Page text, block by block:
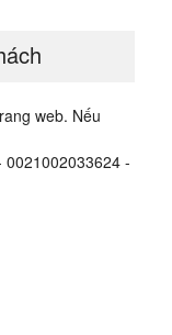
web. Nếu
0021002033624 -